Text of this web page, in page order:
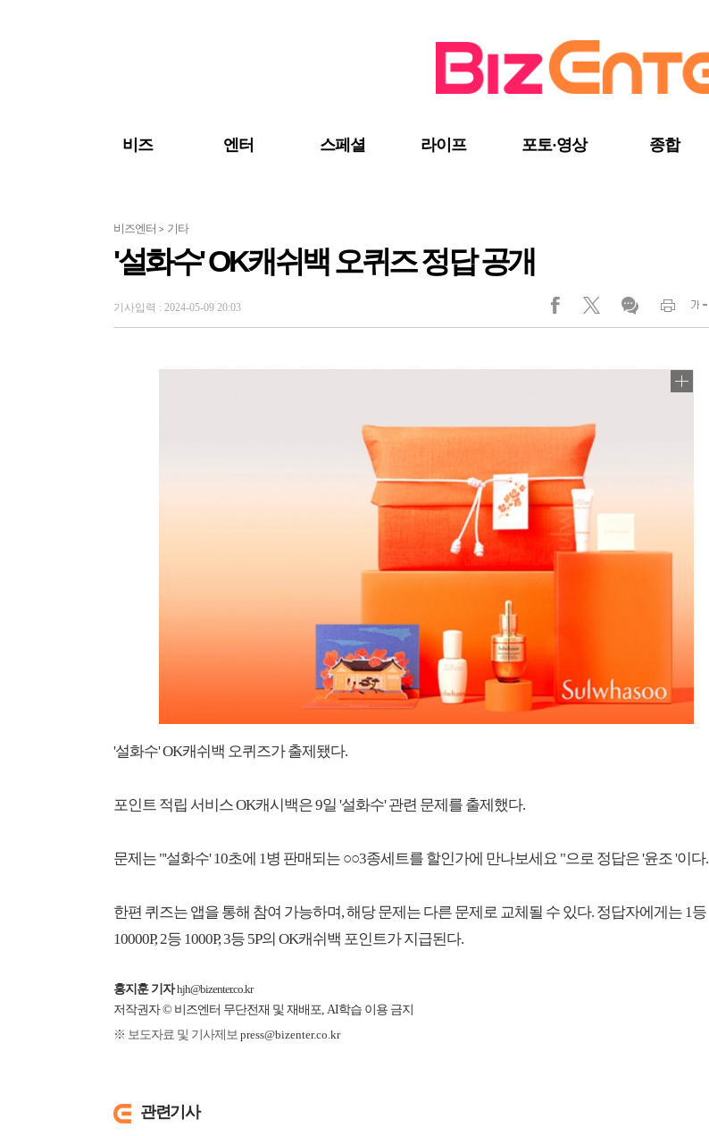
비즈 엔터 스페셜 라이프 포토·영상 종합
비즈엔터 > 기타
'설화수' OK캐쉬백 오퀴즈 정답 공개
기사입력 : 2024-05-09 20:03
'설화수' OK캐쉬백 오퀴즈가 출제됐다.
포인트 적립 서비스 OK캐시백은 9일 '설화수' 관련 문제를 출제했다.
문제는 "'설화수' 10초에 1병 판매되는 ○○3종세트를 할인가에 만나보세요 "으로 정답은 '윤조 '이다.
한편 퀴즈는 앱을 통해 참여 가능하며, 해당 문제는 다른 문제로 교체될 수 있다. 정답자에게는 1등
10000P, 2등 1000P, 3등 5P의 OK캐쉬백 포인트가 지급된다.
홍지훈 기자 hjh@bizenter.co.kr
저작권자 © 비즈엔터 무단전재 및 재배포, AI학습 이용 금지
※ 보도자료 및 기사제보 press@bizenter.co.kr
관련기사